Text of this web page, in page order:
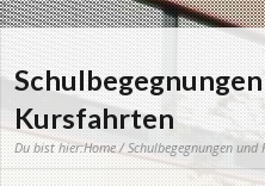
Kursfahrten
Du bist hier:Home/ Schulbegegnungen und